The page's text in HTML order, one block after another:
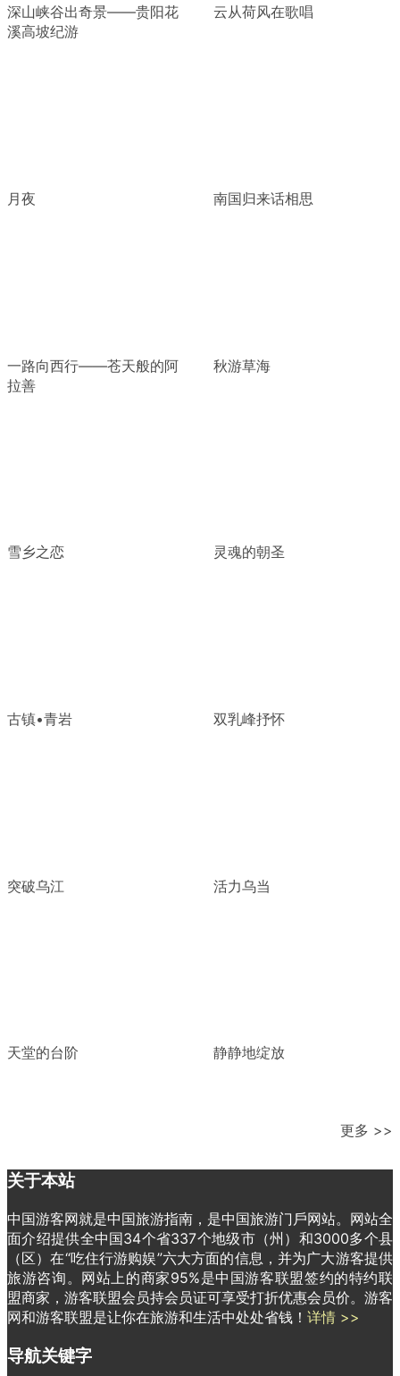
深山峡谷出奇景——贵阳花
溪高坡纪游
云从荷风在歌唱
月夜 南国归来话相思
一路向西行——苍天般的阿
拉善
秋游草海
雪乡之恋 灵魂的朝圣
古镇•青岩 双乳峰抒怀
突破乌江 活力乌当
天堂的台阶 静静地绽放
更多 >>
关于本站
中国游客网就是中国旅游指南，是中国旅游门戶网站。网站全
面介绍提供全中国34个省337个地级市（州）和3000多个县
（区）在“吃住行游购娱”六大方面的信息，并为广大游客提供
旅游咨询。网站上的商家95%是中国游客联盟签约的特约联
盟商家，游客联盟会员持会员证可享受打折优惠会员价。游客
网和游客联盟是让你在旅游和生活中处处省钱！ 详情 >>
导航关键字